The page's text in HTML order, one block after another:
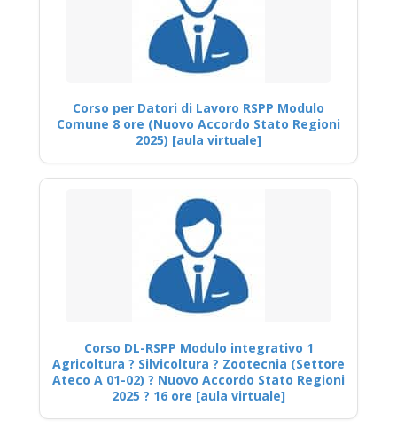
Corso per Datori di Lavoro RSPP Modulo
Comune 8 ore (Nuovo Accordo Stato Regioni
2025) [aula virtuale]
Corso DL-RSPP Modulo integrativo 1
Agricoltura ? Silvicoltura ? Zootecnia (Settore
Ateco A 01-02) ? Nuovo Accordo Stato Regioni
2025 ? 16 ore [aula virtuale]